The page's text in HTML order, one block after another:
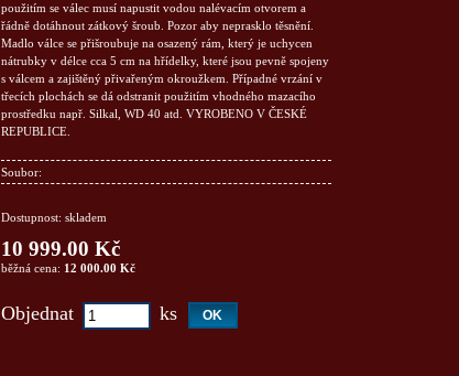
použitím se válec musí napustit vodou nalévacím otvorem a
řádně dotáhnout zátkový šroub. Pozor aby neprasklo těsnění.
Madlo válce se přišroubuje na osazený rám, který je uchycen
nátrubky v délce cca 5 cm na hřídelky, které jsou pevně spojeny
s válcem a zajištěný přivařeným okroužkem. Případné vrzání v
třecích plochách se dá odstranit použitím vhodného mazacího
prostředku např. Silkal, WD 40 atd. VYROBENO V ČESKÉ
REPUBLICE.
Soubor:
Dostupnost: skladem
10 999.00 Kč
běžná cena: 12 000.00 Kč
Objednat ks